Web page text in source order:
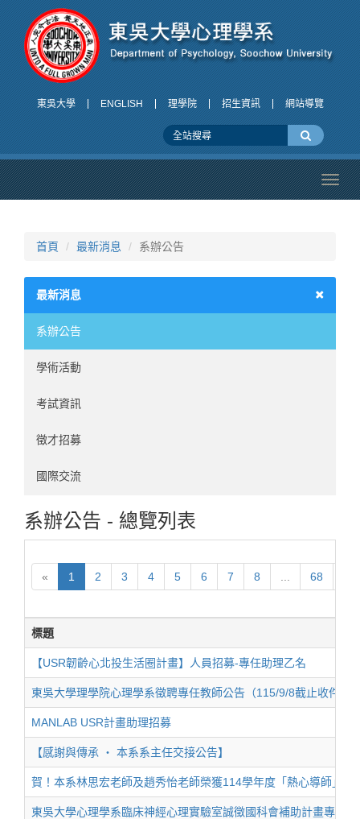
東吳大學 ENGLISH 理學院 招生資訊 網站導覽
首頁 最新消息 系辦公告
最新消息
系辦公告
學術活動
考試資訊
徵才招募
國際交流
系辦公告 - 總覽列表
« 1 2 3 4 5 6 7 8 68
標題
【USR韌齡心北投生活圈計畫】人員招募-專任助理乙名
東吳大學理學院心理學系徵聘專任教師公告（115/9/8截止收件）
MANLAB USR計畫助理招募
【感謝與傳承 ‧ 本系系主任交接公告】
賀！本系林思宏老師及趙秀怡老師榮獲114學年度「熱心導師」獎
東吳大學心理學系臨床神經心理實驗室誠徵國科會補助計畫專任